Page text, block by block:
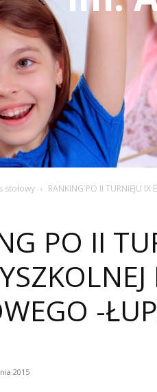
stołowy RANKING PO II TURNIEJU IX
PO II
-
2015